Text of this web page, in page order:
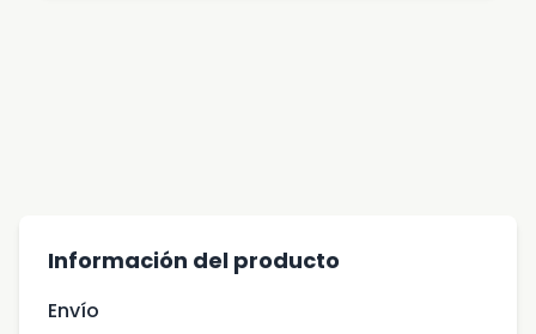
Información del producto
Envío